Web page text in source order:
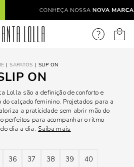
SAPATOS SLIP ON
ON
Lolla são a definição de conforto e
do calçado feminino. Projetados para a
a praticidade sem abrir mão do
perfeitos para acompanhar o ritmo
dia a dia. Saiba mais
36 37 38 39 40